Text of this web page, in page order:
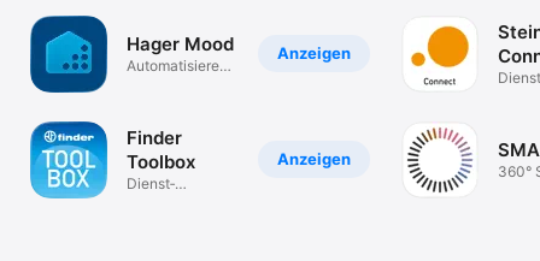
Anzeigen
Hager Mood
Automatisieren
Anzeigen
Finder
Toolbox
Dienst­
360°